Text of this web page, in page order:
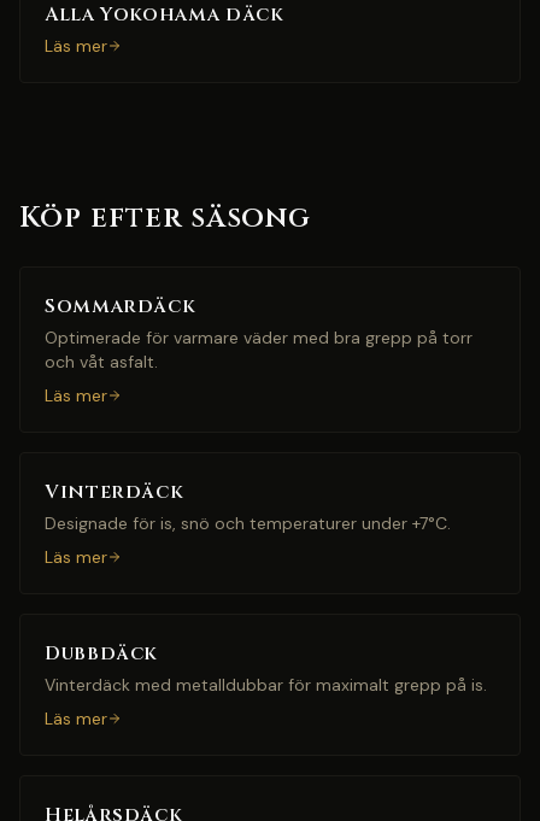
Alla Yokohama däck
Läs mer
Köp efter säsong
Sommardäck
Optimerade för varmare väder med bra grepp på torr
och våt asfalt.
Läs mer
Vinterdäck
Designade för is, snö och temperaturer under +7°C.
Läs mer
Dubbdäck
Vinterdäck med metalldubbar för maximalt grepp på is.
Läs mer
Helårsdäck